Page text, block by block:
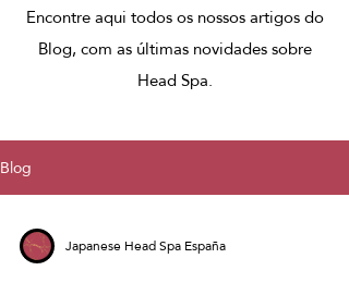
Encontre aqui todos os nossos artigos do
Blog, com as últimas novidades sobre
Head Spa.
Blog
Japanese Head Spa España